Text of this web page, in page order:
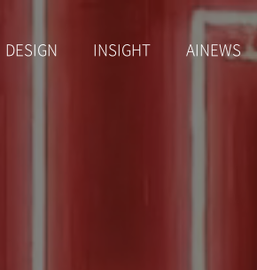
DESIGN INSIGHT AINEWS